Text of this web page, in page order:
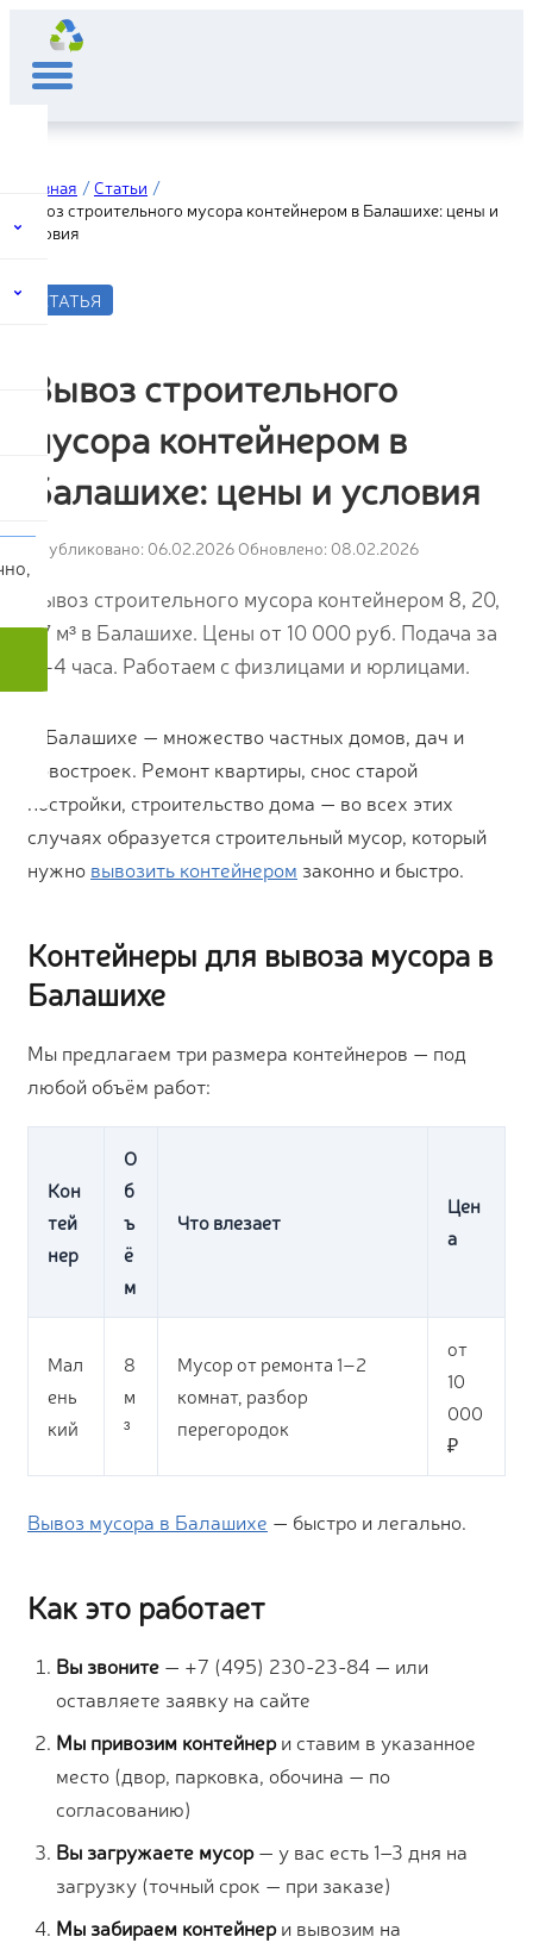
Главная
Статьи
Вывоз строительного мусора контейнером в Балашихе: цены и
условия
СТАТЬЯ
Вывоз строительного
мусора контейнером в
Балашихе: цены и условия
Опубликовано: 06.02.2026 Обновлено: 08.02.2026
Вывоз строительного мусора контейнером 8, 20,
27 м³ в Балашихе. Цены от 10 000 руб. Подача за
2–4 часа. Работаем с физлицами и юрлицами.
В Балашихе — множество частных домов, дач и
новостроек. Ремонт квартиры, снос старой
постройки, строительство дома — во всех этих
случаях образуется строительный мусор, который
нужно вывозить контейнером законно и быстро.
Контейнеры для вывоза мусора в
Балашихе
Мы предлагаем три размера контейнеров — под
любой объём работ:
Кон
тей
нер
О
б
ъ
ё
м
Что влезает
Цен
а
Мал
ень
кий
8
м
³
Мусор от ремонта 1–2
комнат, разбор
перегородок
от
10
000
₽
Вывоз мусора в Балашихе — быстро и легально.
Как это работает
Вы звоните — +7 (495) 230-23-84 — или
оставляете заявку на сайте
Мы привозим контейнери ставим в указанное
место (двор, парковка, обочина — по
согласованию)
Вы загружаете мусор— у вас есть 1–3 дня на
загрузку (точный срок — при заказе)
Мы забираем контейнери вывозим на